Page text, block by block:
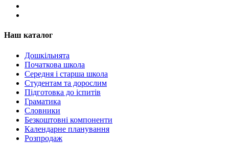
Наш каталог
Дошкільнята
Початкова школа
Середня і старша школа
Студентам та дорослим
Підготовка до іспитів
Граматика
Словники
Безкоштовні компоненти
Календарне планування
Розпродаж